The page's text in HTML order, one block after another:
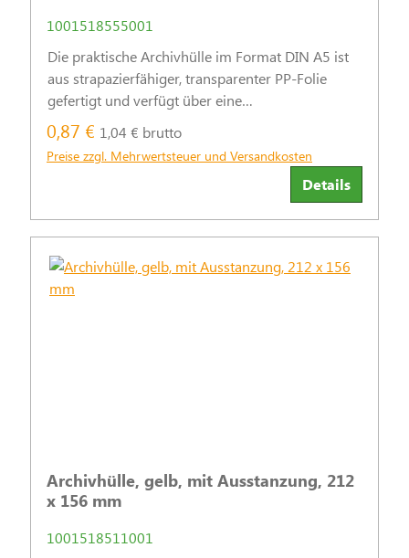
1001518555001
Die praktische Archivhülle im Format DIN A5 ist
aus strapazierfähiger, transparenter PP-Folie
gefertigt und verfügt über eine
Daumenausstanzung für einfaches Handling.
Ideal für Behörden und Unternehmen zur
sicheren Archivierung von Dokumenten.
0,87 € 1,04 € brutto
Preise zzgl. Mehrwertsteuer und Versandkosten
Details
Archivhülle, gelb, mit Ausstanzung, 212
x 156 mm
1001518511001